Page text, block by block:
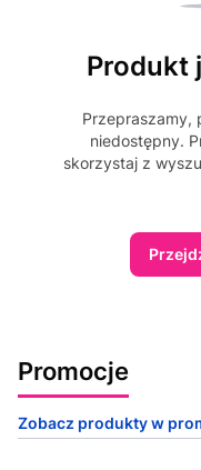
Produkt
Przepraszamy,
niedostępny.
skorzystaj z
Promocje
Zobacz produkty w